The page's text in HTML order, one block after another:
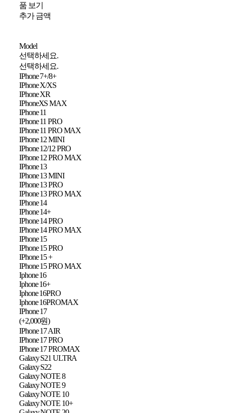
품 보기
추가 금액
Model
선택하세요.
선택하세요.
IPhone 7+/8+
IPhone X/XS
IPhone XR
IPhoneXS MAX
IPhone 11
IPhone 11 PRO
IPhone 11 PRO MAX
IPhone 12 MINI
IPhone 12/12 PRO
IPhone 12 PRO MAX
IPhone 13
IPhone 13 MINI
IPhone 13 PRO
IPhone 13 PRO MAX
IPhone 14
IPhone 14+
IPhone 14 PRO
IPhone 14 PRO MAX
IPhone 15
IPhone 15 PRO
IPhone 15 +
IPhone 15 PRO MAX
Iphone 16
Iphone 16+
Iphone 16PRO
Iphone 16PROMAX
IPhone 17
(+2,000원)
IPhone 17 AIR
IPhone 17 PRO
IPhone 17 PROMAX
Galaxy S21 ULTRA
Galaxy S22
Galaxy NOTE 8
Galaxy NOTE 9
Galaxy NOTE 10
Galaxy NOTE 10+